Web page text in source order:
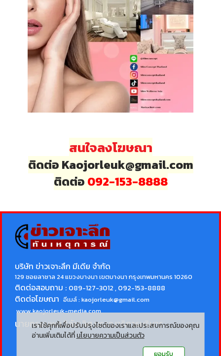
สนใจลงโฆษณา
ติดต่อ Kaojorleuk@gmail.com
ติดต่อ 092-153-8888
บริษัท ข่าวเจาะลึก มีเดีย จำกัด
129 ซอยลาซาล 24 แขวงบางนา เขตบางนา กรุงเทพมหานคร 10260
ติดต่อสอบถาม : 089-127-3012 , 092-153-8888
ติดต่อโฆษณา อีเมล์ :kaojorleuk@gmail.com
www.kaojorleuk-media.com
นายกรธนพล วิลัยเลิศบรรณาธิการบริหาร
เราใช้คุกกี้เพื่อปรับปรุงไซต์ของเราและประสบการณ์ของคุณ
อ่านเพิ่มเติมได้ที่ นโยบายความเป็นส่วนตัว
ยอมรับ